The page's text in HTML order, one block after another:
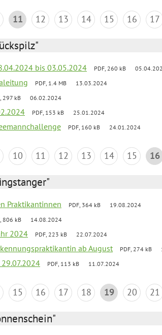
11 12 13 14 15 16 17
bis 03.05.2024 PDF, 260 kB
PDF, 1.4 MB 13.03.2024
297 kB 06.02.2024
PDF, 153 kB 25.01.2024
PDF, 160 kB 24.01.2024
10 11 12 13 14 15 16
Praktikantinnen PDF, 364 kB 19.08.2024
806 kB 14.08.2024
2024 PDF, 223 kB 22.07.2024
ab August PDF, 274 kB
PDF, 113 kB 11.07.2024
15 16 17 18 19 20 21